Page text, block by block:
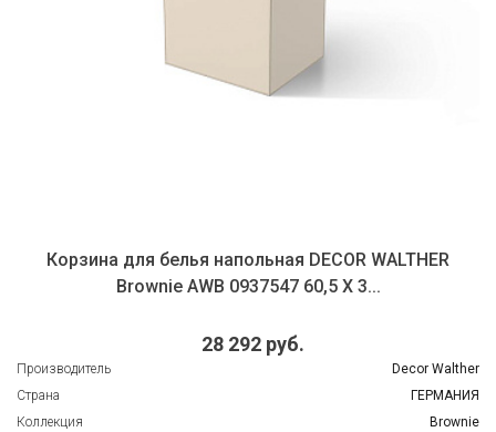
Корзина для белья напольная DECOR WALTHER
Brownie AWB 0937547 60,5 X 3...
28 292 руб.
Производитель
Decor Walther
Страна
ГЕРМАНИЯ
Коллекция
Brownie